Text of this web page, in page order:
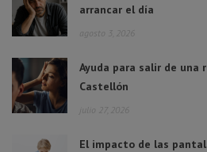
arrancar el día
agosto 3, 2026
Ayuda para salir de una
Castellón
julio 27, 2026
El impacto de las